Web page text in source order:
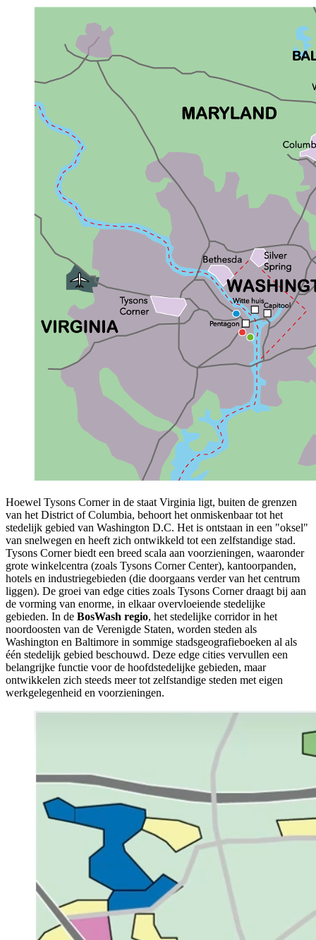
Hoewel Tysons Corner in de staat Virginia ligt, buiten de grenzen
van het District of Columbia, behoort het onmiskenbaar tot het
stedelijk gebied van Washington D.C. Het is ontstaan in een "oksel"
van snelwegen en heeft zich ontwikkeld tot een zelfstandige stad.
Tysons Corner biedt een breed scala aan voorzieningen, waaronder
grote winkelcentra (zoals Tysons Corner Center), kantoorpanden,
hotels en industriegebieden (die doorgaans verder van het centrum
liggen). De groei van edge cities zoals Tysons Corner draagt bij aan
de vorming van enorme, in elkaar overvloeiende stedelijke
gebieden. In de BosWash regio, het stedelijke corridor in het
noordoosten van de Verenigde Staten, worden steden als
Washington en Baltimore in sommige stadsgeografieboeken al als
één stedelijk gebied beschouwd. Deze edge cities vervullen een
belangrijke functie voor de hoofdstedelijke gebieden, maar
ontwikkelen zich steeds meer tot zelfstandige steden met eigen
werkgelegenheid en voorzieningen.